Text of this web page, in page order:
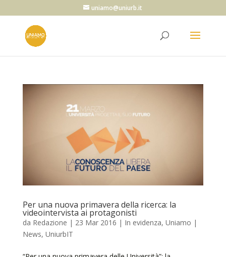
uniamo@uniurb.it
Per una nuova primavera della ricerca: la
videointervista ai protagonisti
da Redazione | 23 Mar 2016 | In evidenza, Uniamo |
News, UniurbIT